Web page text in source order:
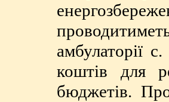
амбулаторії
коштів для
бюджетів.